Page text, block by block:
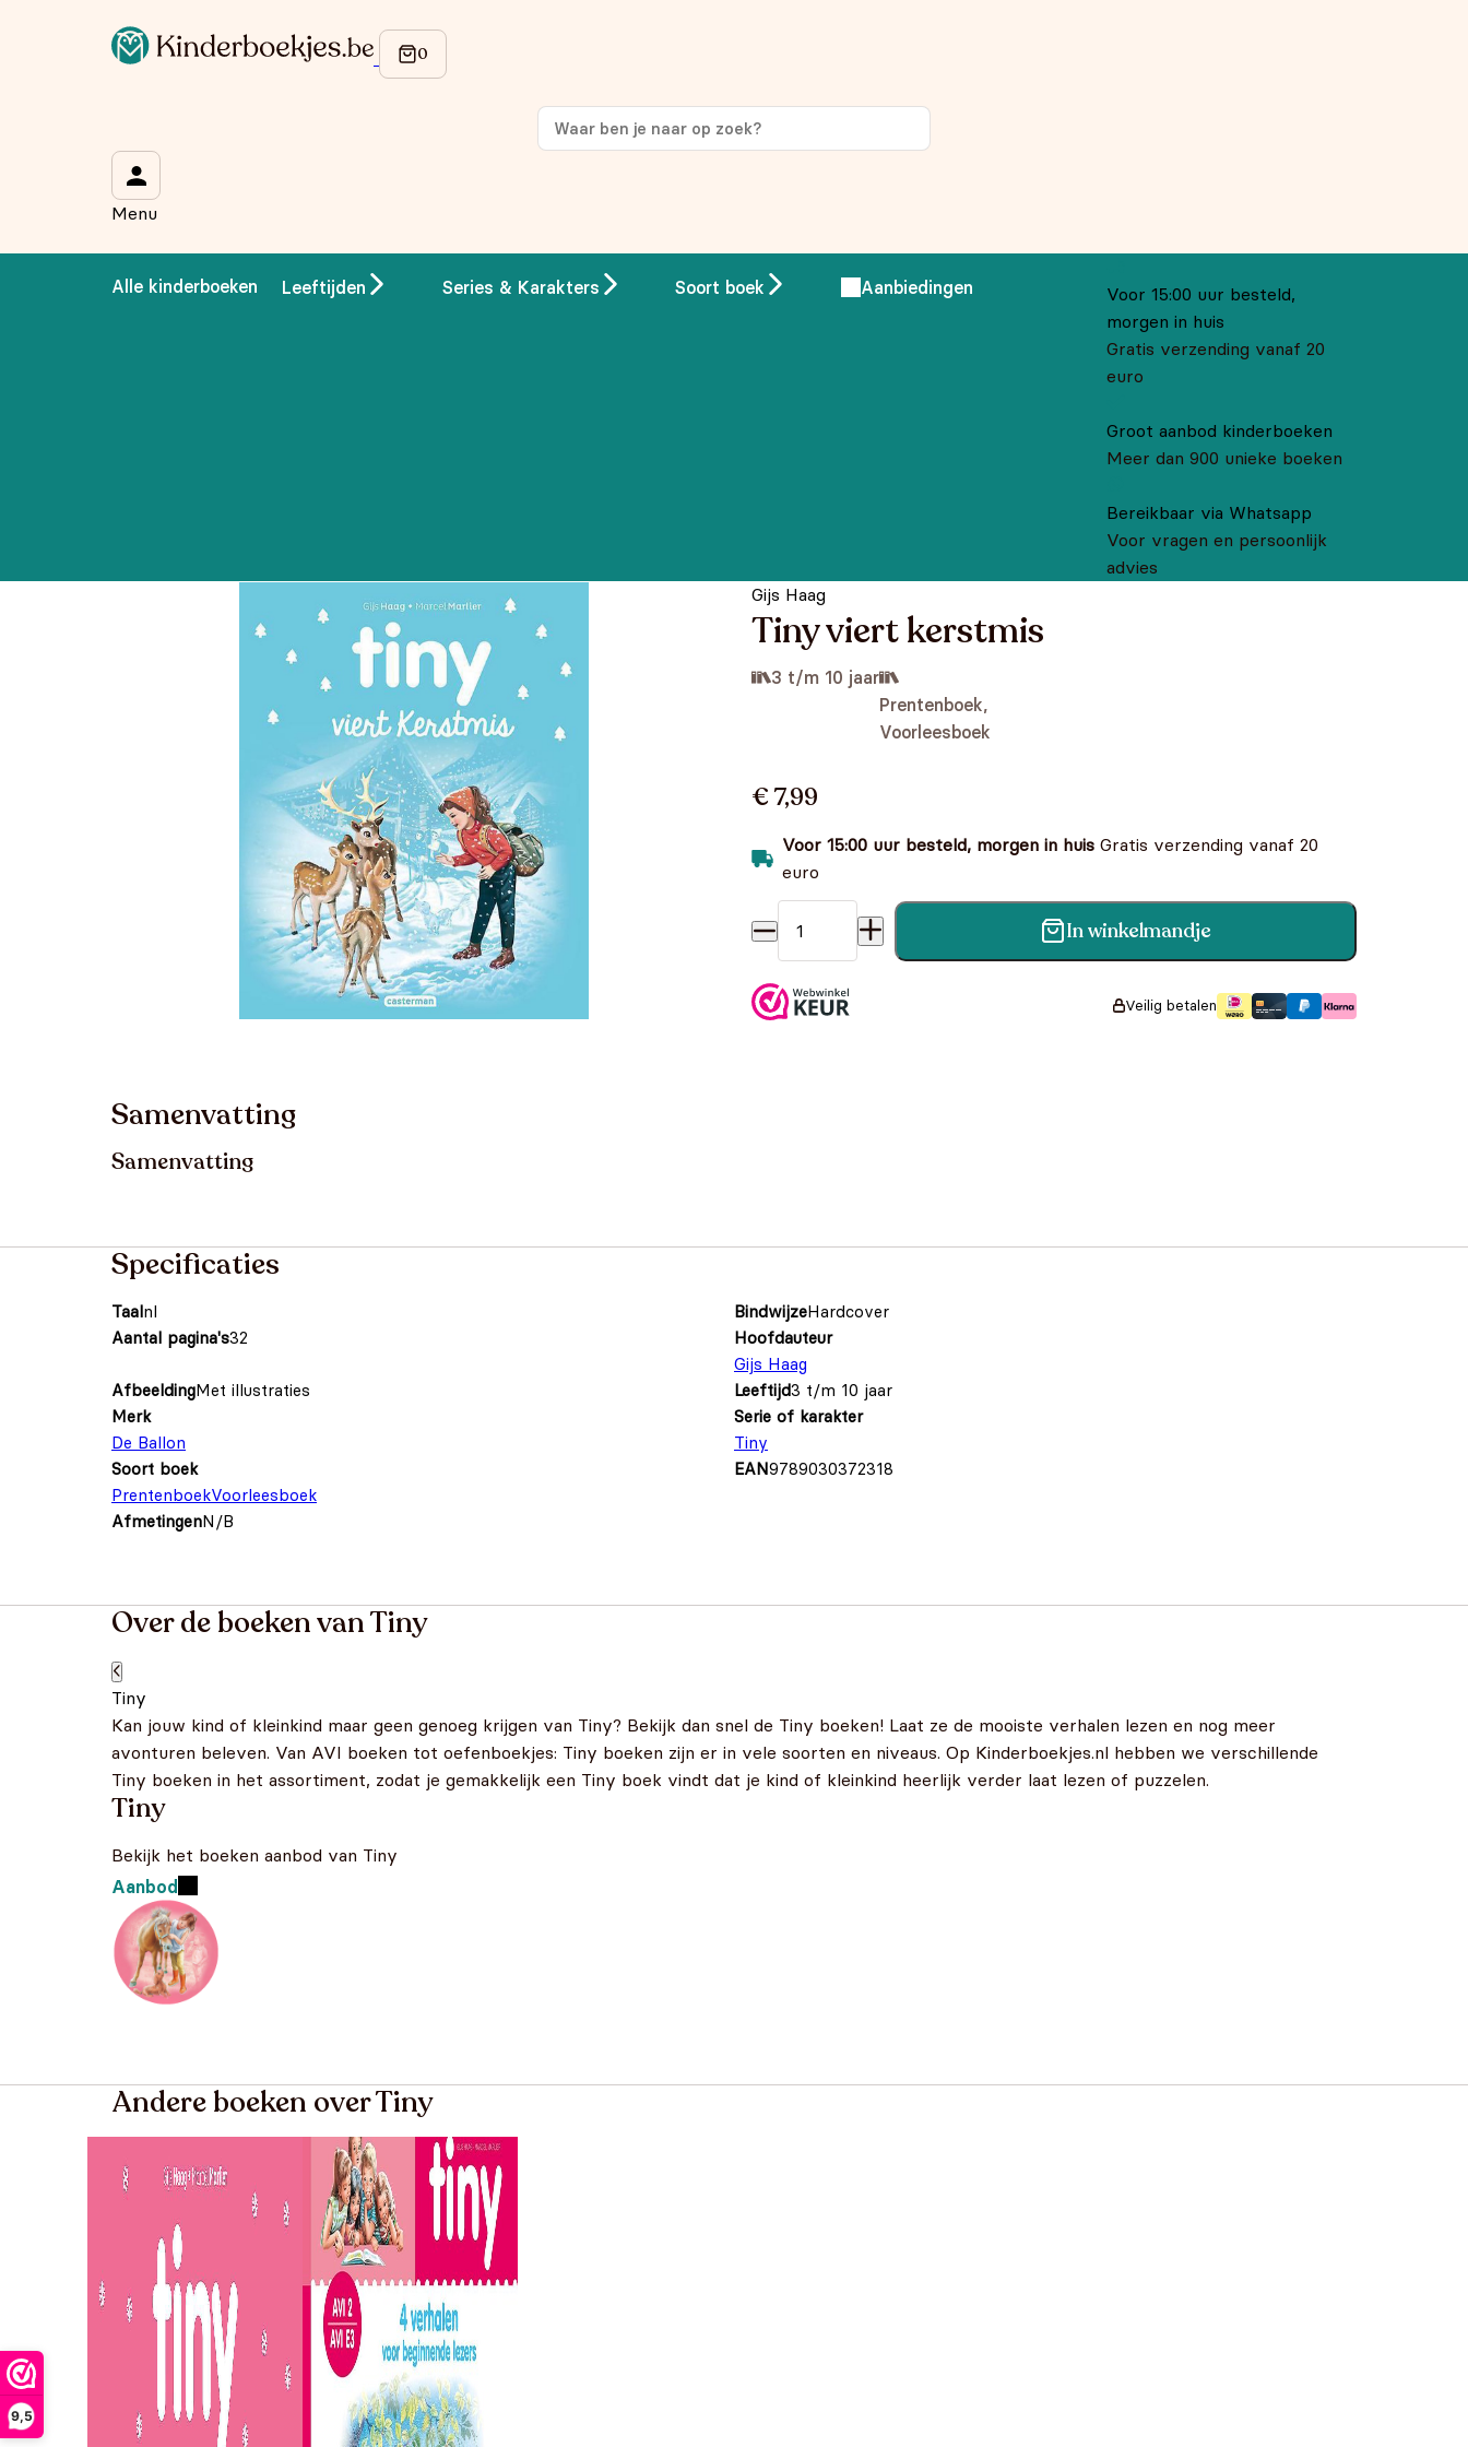
9,5
Menu
Alle kinderboeken Leeftijden Series & Karakters Soort boek Aanbiedingen
Voor 15:00 uur besteld,
morgen in huis
Gratis verzending vanaf 20
euro
Groot aanbod kinderboeken
Meer dan 900 unieke boeken
Bereikbaar via Whatsapp
Voor vragen en persoonlijk
advies
Gijs Haag
Tiny viert kerstmis
3 t/m 10 jaar
Prentenboek,
Voorleesboek
€ 7,99
Voor 15:00 uur besteld, morgen in huis Gratis verzending vanaf 20
euro
Tiny viert kerstmis aantal In winkelmandje
Veilig betalen
Samenvatting
Samenvatting
Specificaties
Taalnl BindwijzeHardcover
Aantal pagina's32
Hoofdauteur
Gijs Haag
AfbeeldingMet illustraties Leeftijd3 t/m 10 jaar
Merk
De Ballon
Serie of karakter
Tiny
Soort boek
PrentenboekVoorleesboek
EAN9789030372318
AfmetingenN/B
Over de boeken van Tiny
Tiny
Kan jouw kind of kleinkind maar geen genoeg krijgen van Tiny? Bekijk dan snel de Tiny boeken! Laat ze de mooiste verhalen lezen en nog meer
avonturen beleven. Van AVI boeken tot oefenboekjes: Tiny boeken zijn er in vele soorten en niveaus. Op Kinderboekjes.nl hebben we verschillende
Tiny boeken in het assortiment, zodat je gemakkelijk een Tiny boek vindt dat je kind of kleinkind heerlijk verder laat lezen of puzzelen.
Tiny
Bekijk het boeken aanbod van Tiny
Aanbod
Andere boeken over Tiny
Op de hoogte blijven van onze acties?
op je eerste aankoop!
Wat is je voornaam?